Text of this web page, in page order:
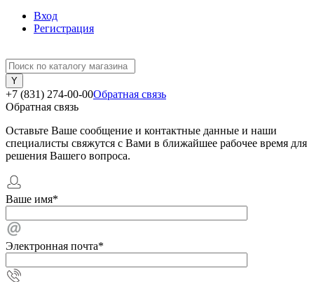
Вход
Регистрация
+7 (831) 274-00-00Обратная связь
Обратная связь
Оставьте Ваше сообщение и контактные данные и наши
специалисты свяжутся с Вами в ближайшее рабочее время для
решения Вашего вопроса.
Ваше имя*
Электронная почта*